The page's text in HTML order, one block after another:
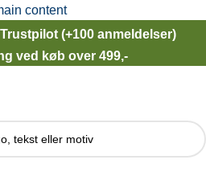
content
(+100 anmeldelser)
ved køb over 499,-